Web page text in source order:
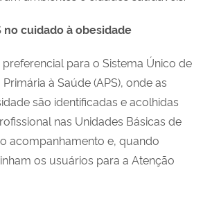
no cuidado à obesidade
para o Sistema Único de
à Saúde (APS), onde as
são identificadas e acolhidas
nas Unidades Básicas de
acompanhamento e, quando
os usuários para a Atenção